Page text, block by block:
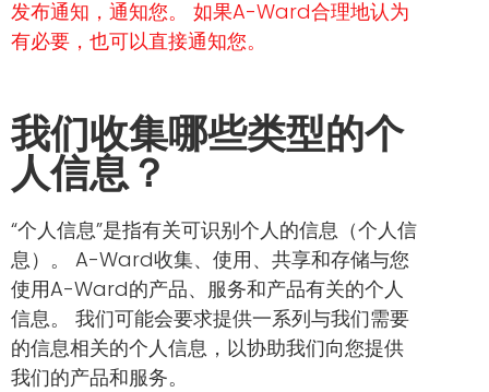
发布通知，通知您。 如果A-Ward合理地认为
有必要，也可以直接通知您。
我们收集哪些类型的个
人信息？
“个人信息”是指有关可识别个人的信息（个人信
息）。 A-Ward收集、使用、共享和存储与您
使用A-Ward的产品、服务和产品有关的个人
信息。 我们可能会要求提供一系列与我们需要
的信息相关的个人信息，以协助我们向您提供
我们的产品和服务。